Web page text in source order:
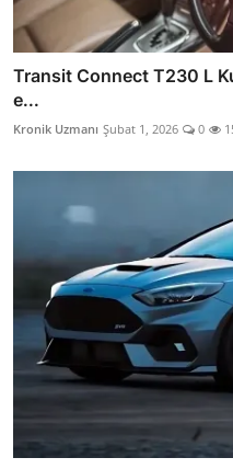
Transit Connect T230 L
e...
Kronik Uzmanı Şubat 1, 2026 0